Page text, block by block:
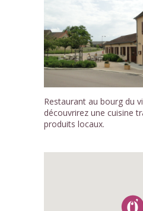
Restaurant au bourg du
découvrirez une cuisine
produits locaux.